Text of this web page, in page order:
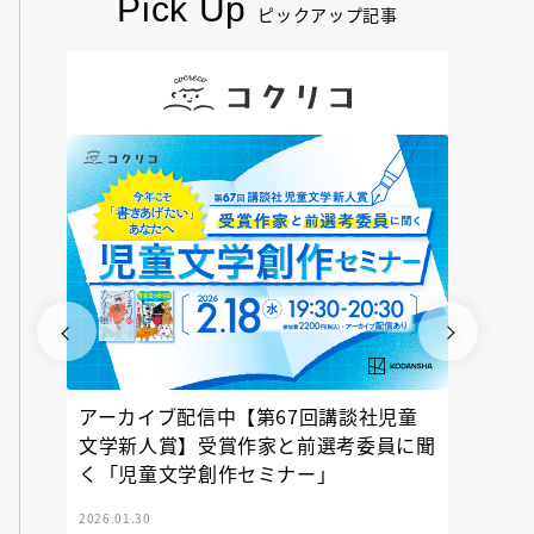
Pick Up ピックアップ記事
アーカイブ配信中【第67回講談社児童
文学新人賞】受賞作家と前選考委員に聞
く「児童文学創作セミナー」
2026.01.30